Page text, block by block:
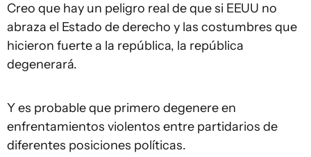
Creo que hay un peligro real de que si EEUU no
abraza el Estado de derecho y las costumbres que
hicieron fuerte a la república, la república
degenerará.
Y es probable que primero degenere en
enfrentamientos violentos entre partidarios de
diferentes posiciones políticas.